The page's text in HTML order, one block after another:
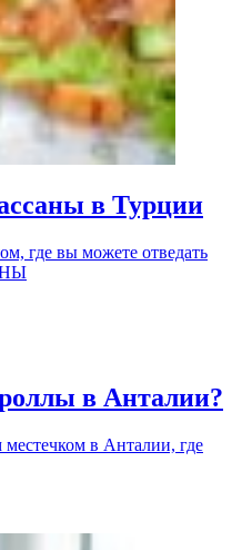
в Турции
где вы можете отведать
в Анталии?
в Анталии, где